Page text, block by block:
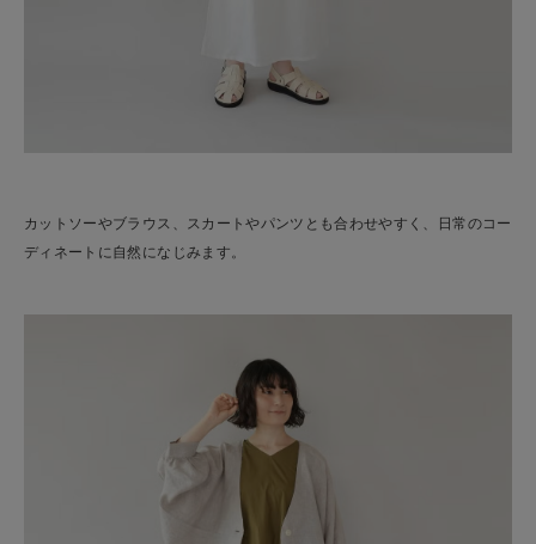
カットソーやブラウス、スカートやパンツとも合わせやすく、日常のコー
ディネートに自然になじみます。